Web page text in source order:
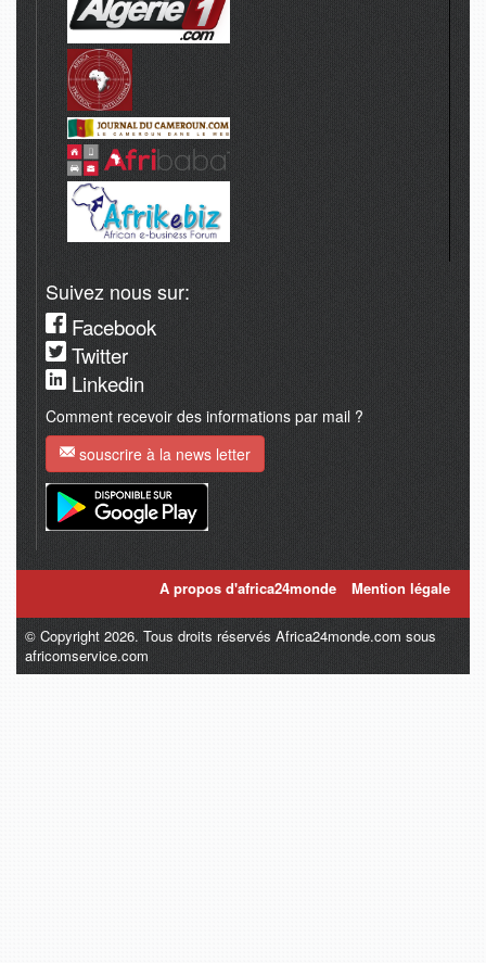
Suivez nous sur:
Facebook
Twitter
Linkedin
Comment recevoir des informations par mail ?
souscrire à la news letter
A propos d'africa24monde Mention légale
© Copyright 2026. Tous droits réservés Africa24monde.com sous
africomservice.com